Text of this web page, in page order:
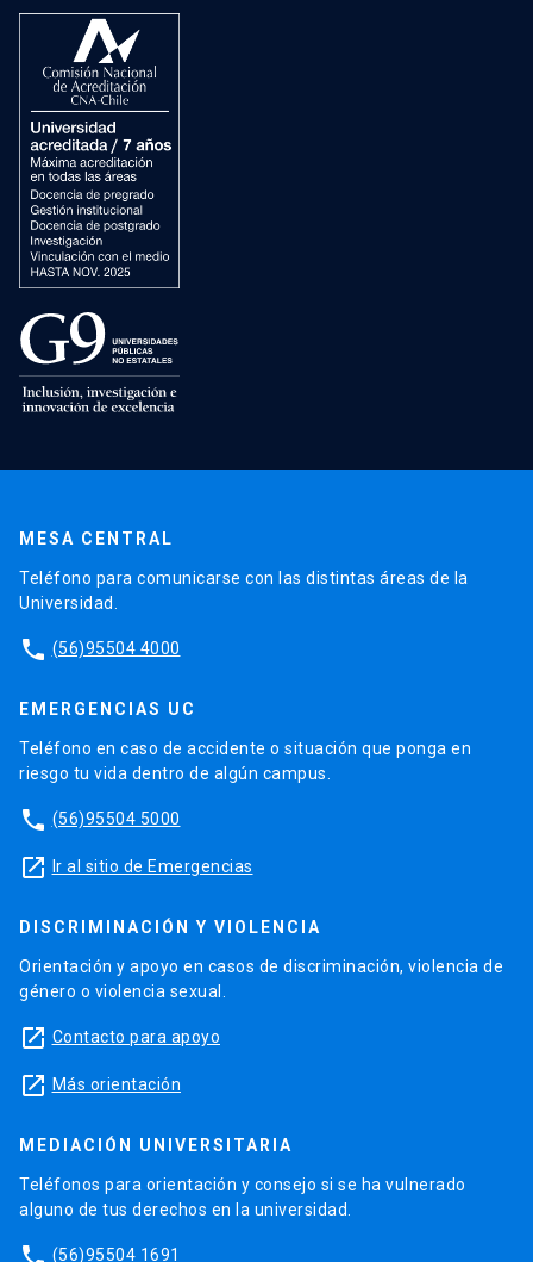
MESA CENTRAL
Teléfono para comunicarse con las distintas áreas de la
Universidad.
phone (56)95504 4000
EMERGENCIAS UC
Teléfono en caso de accidente o situación que ponga en
riesgo tu vida dentro de algún campus.
phone (56)95504 5000
launch Ir al sitio de Emergencias
DISCRIMINACIÓN Y VIOLENCIA
Orientación y apoyo en casos de discriminación, violencia de
género o violencia sexual.
launch Contacto para apoyo
launch Más orientación
MEDIACIÓN UNIVERSITARIA
Teléfonos para orientación y consejo si se ha vulnerado
alguno de tus derechos en la universidad.
(56)95504 1691